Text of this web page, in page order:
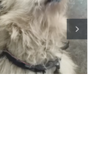
Ratunek Lesia